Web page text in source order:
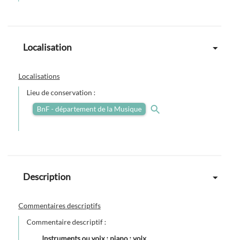
Localisation
Localisations
Lieu de conservation :
BnF - département de la Musique
Description
Commentaires descriptifs
Commentaire descriptif :